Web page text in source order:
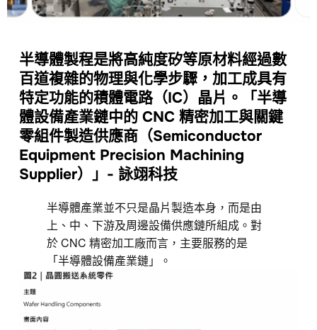
半導體製程是將高純度矽等原材料經過數
百道複雜的物理與化學步驟，加工成具有
特定功能的積體電路（IC）晶片。「半導
體設備產業鏈中的 CNC 精密加工與關鍵
零組件製造供應商（Semiconductor
Equipment Precision Machining
Supplier）」- 詠翊科技
半導體產業並不只是晶片製造本身，而是由
上、中、下游及周邊設備供應鏈所組成。對
於 CNC 精密加工廠而言，主要服務的是
「半導體設備產業鏈」。